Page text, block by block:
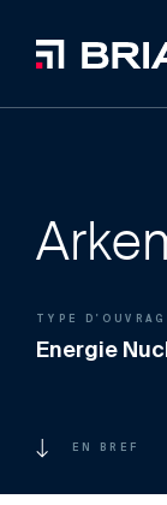
TYPE
Energie
EN BREF